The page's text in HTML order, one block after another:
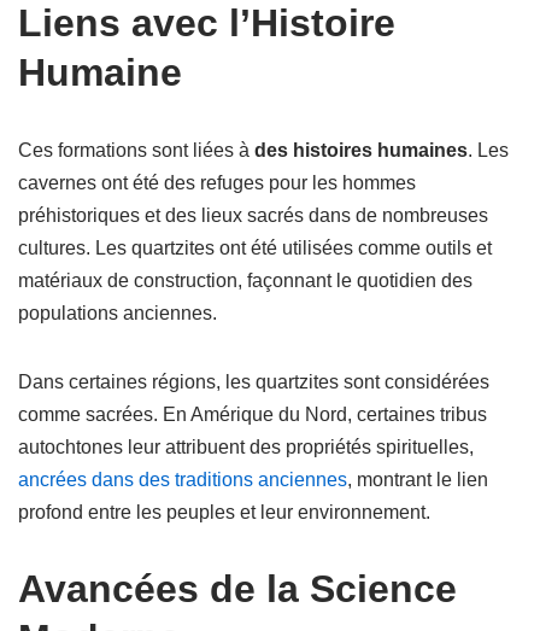
Liens avec l’Histoire
Humaine
Ces formations sont liées à des histoires humaines. Les
cavernes ont été des refuges pour les hommes
préhistoriques et des lieux sacrés dans de nombreuses
cultures. Les quartzites ont été utilisées comme outils et
matériaux de construction, façonnant le quotidien des
populations anciennes.
Dans certaines régions, les quartzites sont considérées
comme sacrées. En Amérique du Nord, certaines tribus
autochtones leur attribuent des propriétés spirituelles,
ancrées dans des traditions anciennes, montrant le lien
profond entre les peuples et leur environnement.
Avancées de la Science